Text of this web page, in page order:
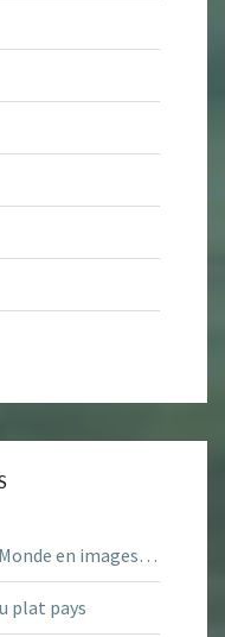
en images…
plat pays